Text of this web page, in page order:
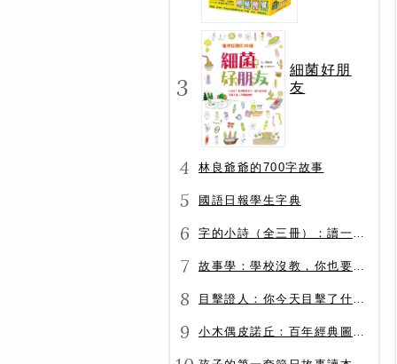
3
細菌好朋
友
4 林良爺爺的700字故事
5 國語日報學生字典
6 字的小詩（全三冊）：讀一首詩，交一個字朋友（字字小宇宙+字字看心情+字字有意思）
7 故事學：學校沒教，你也要會的表達力
8 目擊證人：你今天目擊了什麼？
9 小木偶皮諾丘：百年經典圖文全譯版